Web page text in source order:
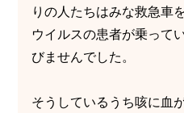
りの人たちはみな救急車
ウイルスの患者が乗って
びませんでした。
そうしているうち咳に血